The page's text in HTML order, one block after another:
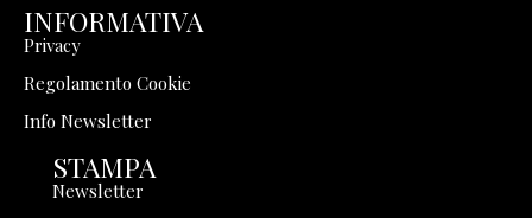
INFORMATIVA
Privacy
Regolamento Cookie
Info Newsletter
STAMPA
Newsletter